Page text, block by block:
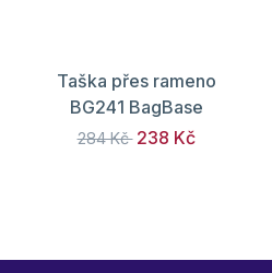
Taška přes rameno
BG241 BagBase
284 Kč 238 Kč